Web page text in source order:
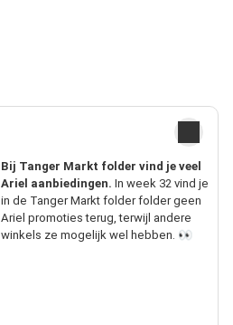
Bij Tanger Markt folder vind je veel
Ariel aanbiedingen. In week 32 vind je
in de Tanger Markt folder folder geen
Ariel promoties terug, terwijl andere
winkels ze mogelijk wel hebben. 👀